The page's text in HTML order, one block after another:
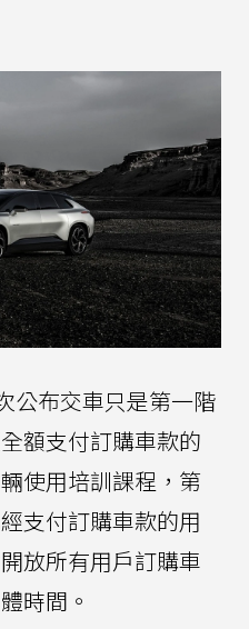
公布交車只是第一階
額支付訂購車款的
使用培訓課程，第
支付訂購車款的用
放所有用戶訂購車
時間。